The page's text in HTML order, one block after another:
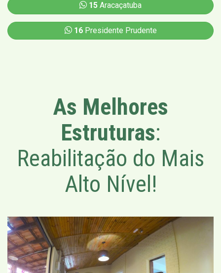
15 Aracaçatuba
16Presidente Prudente
As Melhores
Estruturas:
Reabilitação do Mais
Alto Nível!